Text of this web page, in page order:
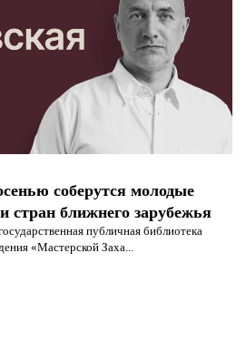
соберутся молодые
стран ближнего зарубежья
публичная библиотека
«Мастерской Заха...